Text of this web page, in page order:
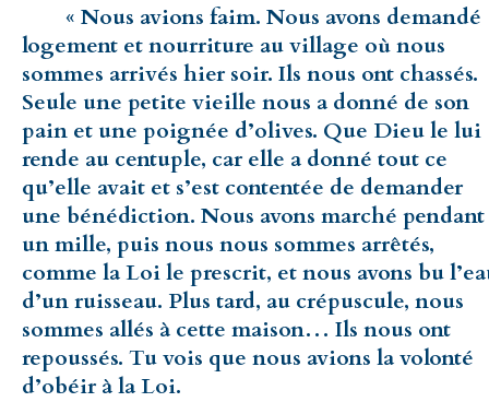
« Nous avions faim. Nous avons demandé
logement et nourriture au village où nous
sommes arrivés hier soir. Ils nous ont chassés.
Seule une petite vieille nous a donné de son
pain et une poignée d’olives. Que Dieu le lui
rende au centuple, car elle a donné tout ce
qu’elle avait et s’est contentée de demander
une bénédiction. Nous avons marché pendant
un mille, puis nous nous sommes arrêtés,
comme la Loi le prescrit, et nous avons bu
d’un ruisseau. Plus tard, au crépuscule, nous
sommes allés à cette maison… Ils nous ont
repoussés. Tu vois que nous avions la volonté
d’obéir à la Loi.